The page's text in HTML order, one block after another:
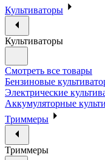
Культиваторы
Культиваторы
Смотреть все товары
Бензиновые
Электрические
Аккумуляторные
Триммеры
Триммеры